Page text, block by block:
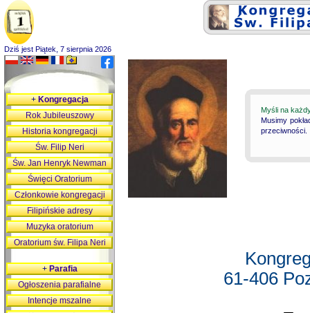
Dziś jest Piątek, 7 sierpnia 2026
Myśli na
Musimy
przeciwności.
61-406
+Kongregacja
Rok Jubileuszowy
Historia kongregacji
Św. Filip Neri
Św. Jan Henryk Newman
Święci Oratorium
Członkowie kongregacji
Filipińskie adresy
Muzyka oratorium
Oratorium św. Filipa Neri
+Parafia
Ogłoszenia parafialne
Intencje mszalne